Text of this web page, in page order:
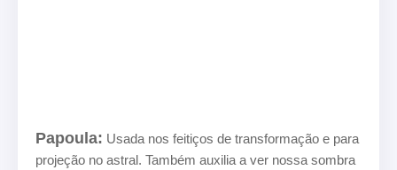
Papoula: Usada nos feitiços de transformação e para
projeção no astral. Também auxilia a ver nossa sombra